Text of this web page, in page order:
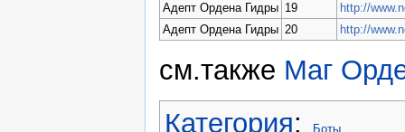
Адепт Ордена Гидры 19
http://
Адепт Ордена Гидры 20 http://
см.также Маг
Категория: Боты